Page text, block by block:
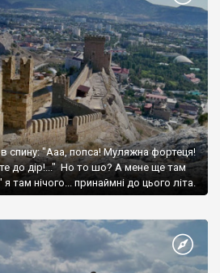
спину: "Ааа, попса! Муляжна фортеця!
до дір!..." Но то шо? А мене ще там
там нічого... принаймні до цього літа.